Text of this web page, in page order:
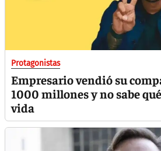
Protagonistas
Empresario vendió su
1000 millones y no sabe
vida